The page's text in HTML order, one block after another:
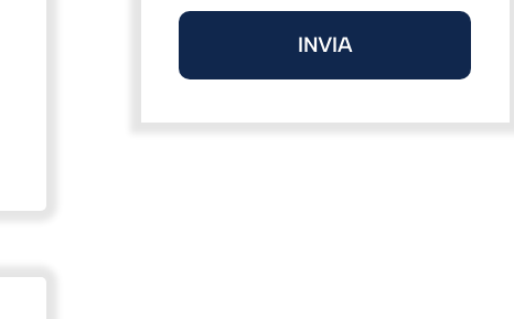
INVIA